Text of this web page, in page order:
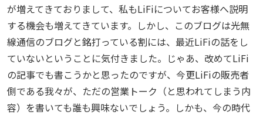
が増えてきておりまして、私もLiFiについてお客様へ説明
する機会も増えてきています。しかし、このブログは光無
線通信のブログと銘打っている割には、最近LiFiの話をし
ていないということに気付きました。じゃあ、改めてLiFi
の記事でも書こうかと思ったのですが、今更LiFiの販売者
側である我々が、ただの営業トーク（と思われてしまう内
容）を書いても誰も興味ないでしょう。しかも、今の時代